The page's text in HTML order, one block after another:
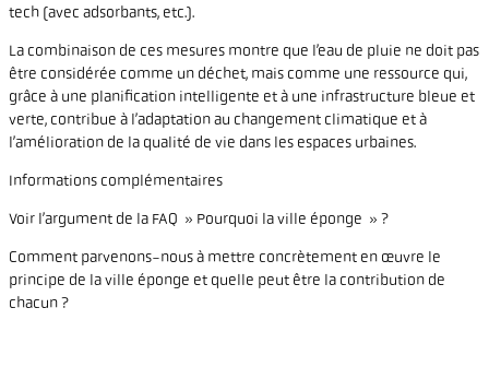
tech (avec adsorbants, etc.).
La combinaison de ces mesures montre que l’eau de pluie ne doit pas
être considérée comme un déchet, mais comme une ressource qui,
grâce à une planification intelligente et à une infrastructure bleue et
verte, contribue à l’adaptation au changement climatique et à
l’amélioration de la qualité de vie dans les espaces urbaines.
Informations complémentaires
Voir l’argument de la FAQ » Pourquoi la ville éponge » ?
Comment parvenons-nous à mettre concrètement en œuvre le
principe de la ville éponge et quelle peut être la contribution de
chacun ?